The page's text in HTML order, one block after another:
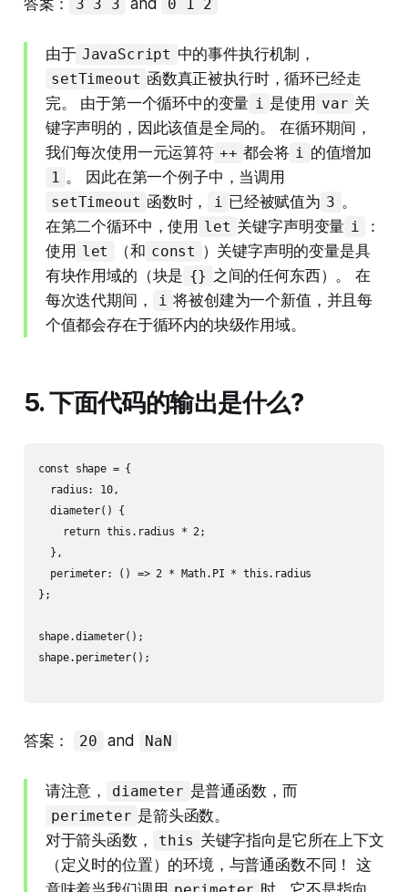
3 3 3 0 1 2
由于 JavaScript 中的事件执行机制，
setTimeout 函数真正被执行时，循环已经走
完。 由于第一个循环中的变量 i 是使用 var 关
键字声明的，因此该值是全局的。 在循环期间，
我们每次使用一元运算符 ++ 都会将 i 的值增加
1 。 因此在第一个例子中，当调用
setTimeout 函数时， i 已经被赋值为 3 。
在第二个循环中，使用 let 关键字声明变量 i
：
使用 let （和 const ）关键字声明的变量是具
有块作用域的（块是 {} 之间的任何东西）。 在
每次迭代期间，
i 将被创建为一个新值，并且每
个值都会存在于循环内的块级作用域。
5. 下面代码的输出是什么?
const shape = {
  radius: 10,
  diameter() {
    return this.radius * 2;
  },
  perimeter: () => 2 * Math.PI * this.radius
};
shape.diameter();
shape.perimeter();
答案： 20 and NaN
请注意， diameter 是普通函数，而
perimeter 是箭头函数。
对于箭头函数，
this 关键字指向是它所在上下文
（定义时的位置）的环境，与普通函数不同！ 这